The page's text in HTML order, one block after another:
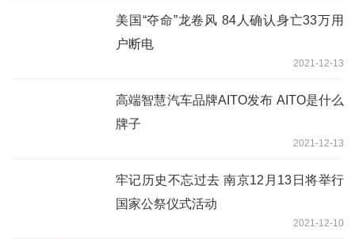
美国“夺命”龙卷风 84人确认身亡33万用
户断电
2021-12-13
高端智慧汽车品牌AITO发布 AITO是什么
牌子
2021-12-13
牢记历史不忘过去 南京12月13日将举行
国家公祭仪式活动
2021-12-10